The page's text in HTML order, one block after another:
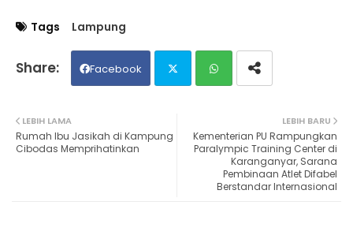
Tags Lampung
Facebook
ter ats
LEBIH BARU
Kementerian PU Rampungkan
Paralympic Training Center di
Karanganyar, Sarana
Pembinaan Atlet Difabel
Berstandar Internasional
LEBIH LAMA
Rumah Ibu Jasikah di Kampung
Cibodas Memprihatinkan